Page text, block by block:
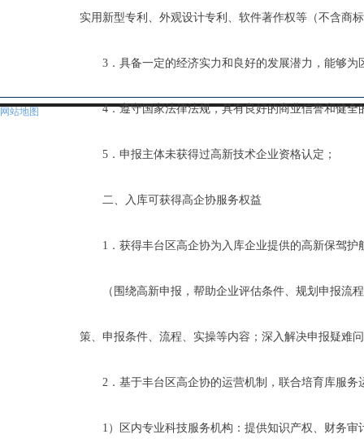
实用新型专利、外观设计专利、软件著作权等（不含商
3．具备一定的经济实力和良好的发展潜力，能够为
4．遵守国家法律法规，具有良好的商业信誉和健全
5．申报主体未获得过高新技术企业资格认定；
二、入库可获得高企协服务权益
1．获得丰台区高企协为入库企业提供的高新保驾
（围绕高新申报，帮助企业评估条件、规划申报
策、申报条件、流程、实操等内容；深入解决申报疑难
2．基于丰台区高企协的运营机制，联合培育库服
1）区内专业科技服务机构：提供知识产权、财务
网站地图